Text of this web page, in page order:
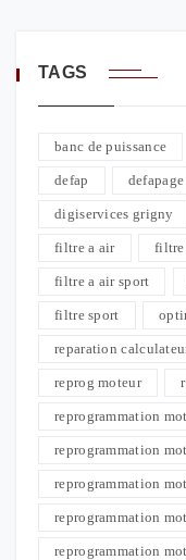
TAGS
banc de puissance
defap defapage
digiservices grigny
filtre a air filtre
filtre a air sport
filtre sport
reparation
reprog moteur
reprogrammation
reprogrammation
reprogrammation
reprogrammation
reprogrammation